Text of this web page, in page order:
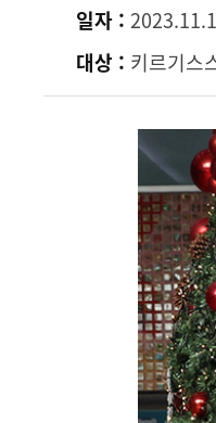
일자 :
대상 : 키르기스